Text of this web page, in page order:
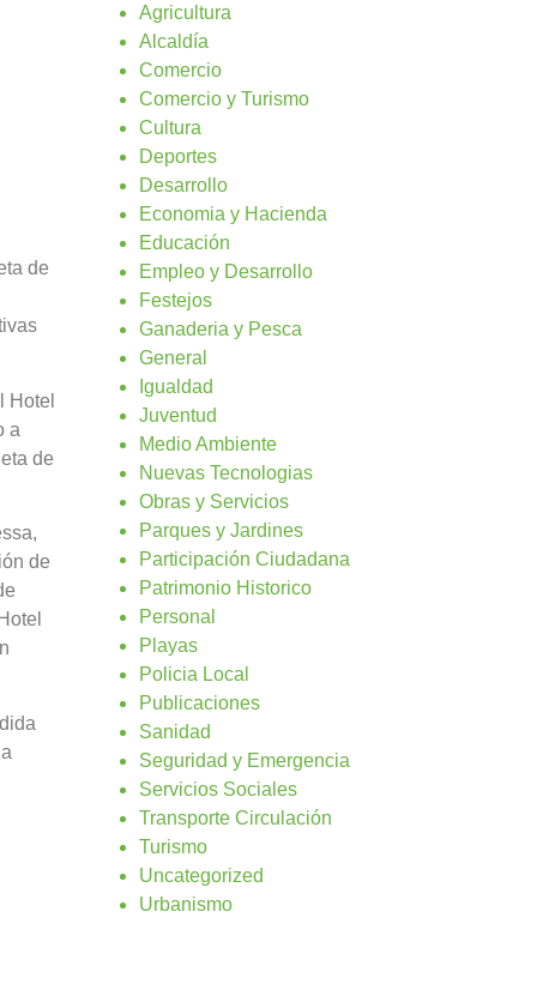
de
Hotel
a
de
de
Agricultura
Alcaldía
Comercio
Comercio y Turismo
Cultura
Deportes
Desarrollo
Economia y Hacienda
Educación
Empleo y Desarrollo
Festejos
Ganaderia y Pesca
General
Igualdad
Juventud
Medio Ambiente
Nuevas Tecnologias
Obras y Servicios
Parques y Jardines
Participación Ciudadana
Patrimonio Historico
Personal
Playas
Policia Local
Publicaciones
Sanidad
Seguridad y Emergencia
Servicios Sociales
Transporte Circulación
Turismo
Uncategorized
Urbanismo